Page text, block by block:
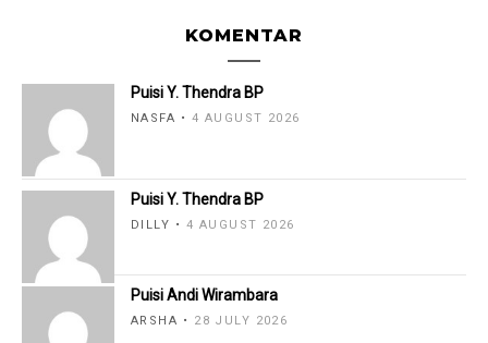
KOMENTAR
Puisi Y. Thendra BP
NASFA 4 AUGUST 2026
Puisi Y. Thendra BP
DILLY 4 AUGUST 2026
Puisi Andi Wirambara
ARSHA 28 JULY 2026